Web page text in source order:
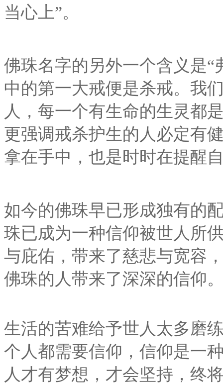
当心上”。
佛珠名字的另外一个含义是
中的第一大戒便是杀戒。我
人，每一个有生命的生灵都
更强调戒杀护生的人必定有
拿在手中，也是时时在提醒
如今的佛珠早已形成独有的
珠已成为一种信仰被世人所
与庇佑，带来了慈悲与宽容
佛珠的人带来了深深的信仰
生活的苦难给予世人太多磨
个人都需要信仰，信仰是一
人才有梦想，才会坚持，终